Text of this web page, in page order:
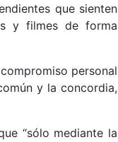
que sienten
y filmes de forma
personal
y la concordia,
“sólo mediante la